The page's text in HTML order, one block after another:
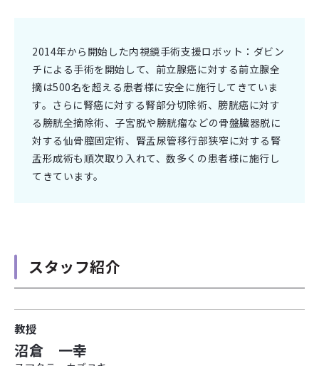
2014年から開始した内視鏡手術支援ロボット：ダビン
チによる手術を開始して、前立腺癌に対する前立腺全
摘は500名を超える患者様に安全に施行してきていま
す。さらに腎癌に対する腎部分切除術、膀胱癌に対す
る膀胱全摘除術、子宮脱や膀胱瘤などの骨盤臓器脱に
対する仙骨膣固定術、腎盂尿管移行部狭窄に対する腎
盂形成術も順次取り入れて、数多くの患者様に施行し
てきています。
スタッフ紹介
教授
沼倉 一幸